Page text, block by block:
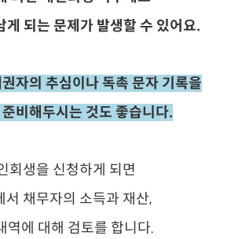
게 되는 문제가 발생할 수 있어요.
자의 추심이나 독촉 문자 기록을
비해두시는 것도 좋습니다.
회생을 신청하게 되면
서 채무자의 소득과 재산,
역에 대해 검토를 합니다.